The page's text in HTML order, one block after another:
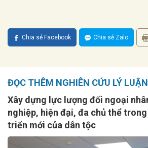
Chia sẻ Facebook Chia sẻ Zalo
ĐỌC THÊM NGHIÊN CỨU LÝ LUẬN
Xây dựng lực lượng đối ngoại
nghiệp, hiện đại, đa chủ thể
triển mới của dân tộc